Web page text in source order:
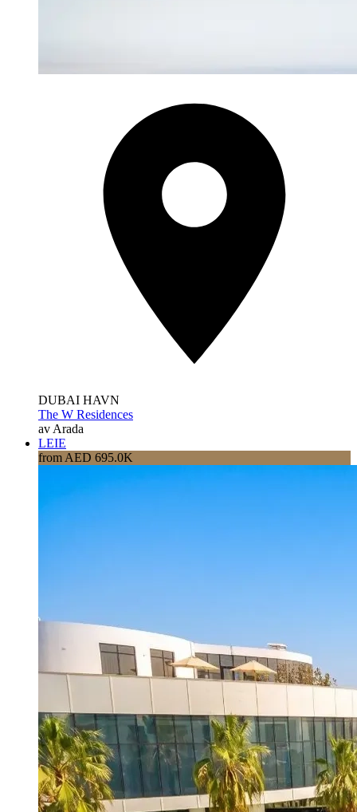
DUBAI HAVN
The W Residences
av Arada
LEIE
from AED 695.0K